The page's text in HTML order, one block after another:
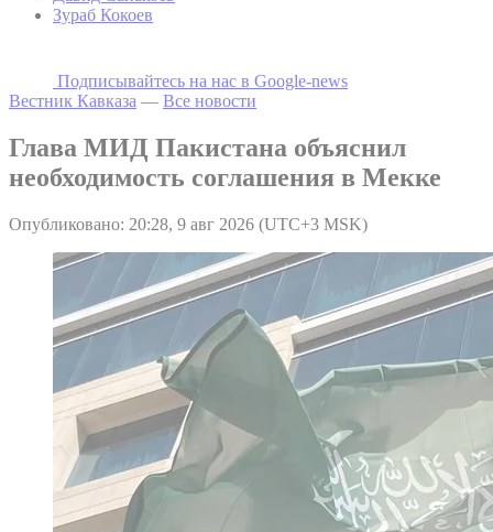
Зураб Кокоев
Подписывайтесь на наc в Google-news
Вестник Кавказа — Все новости
Глава МИД Пакистана объяснил
необходимость соглашения в Мекке
Опубликовано: 20:28, 9 авг 2026 (UTC+3 MSK)